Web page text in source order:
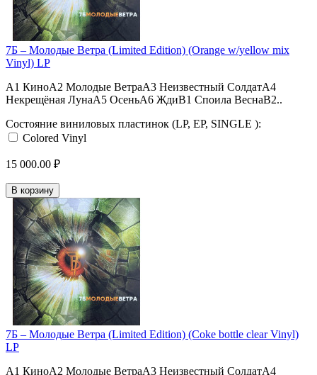
7Б – Молодые Ветра (Limited Edition) (Orange w/yellow mix
Vinyl) LP
A1 КиноA2 Молодые ВетраA3 Неизвестный СолдатA4
Некрещёная ЛунаA5 ОсеньA6 ЖдиB1 Споила ВеснаB2..
Состояние виниловых пластинок (LP, EP, SINGLE ):
Colored Vinyl
15 000.00 ₽
В корзину
7Б – Молодые Ветра (Limited Edition) (Coke bottle clear Vinyl)
LP
A1 КиноA2 Молодые ВетраA3 Неизвестный СолдатA4